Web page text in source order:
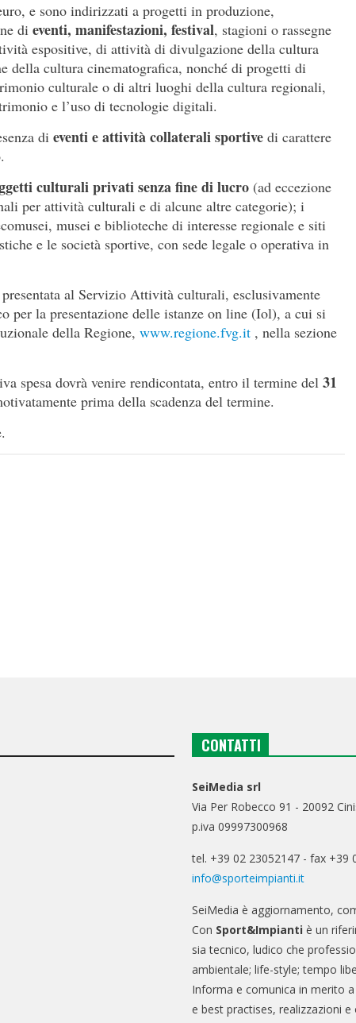
e sono indirizzati a progetti in produzione,
di eventi, manifestazioni, festival, stagioni o rassegne
espositive, di attività di divulgazione della cultura
della cultura cinematografica, nonché di progetti di
culturale o di altri luoghi della cultura regionali,
e l’uso di tecnologie digitali.
di eventi e attività collaterali sportive di carattere
culturali privati senza fine di lucro (ad eccezione
per attività culturali e di alcune altre categorie); i
musei e biblioteche di interesse regionale e siti
e le società sportive, con sede legale o operativa in
al Servizio Attività culturali, esclusivamente
per la presentazione delle istanze on line (Iol), a cui si
della Regione, www.regione.fvg.it , nella sezione
spesa dovrà venire rendicontata, entro il termine del 31
prima della scadenza del termine.
CONTATTI
SeiMedia srl
Via Per Robecco 91 - 20092
p.iva 09997300968
tel. +39 02 23052147 - fax +39
info@sporteimpianti.it
SeiMedia è aggiornamento,
Con Sport&Impianti è un
sia tecnico, ludico che
ambientale; life-style; tempo
Informa e comunica in merito
e best practises, realizzazioni e